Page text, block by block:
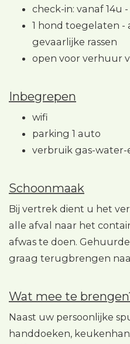
check-in: vanaf 14u
1 hond toegelaten -
gevaarlijke rassen
open voor verhuur
Inbegrepen
wifi
parking 1 auto
verbruik gas-
Schoonmaak
Bij vertrek dient u het
alle afval naar het
afwas te doen.
graag terugbrengen
Wat mee te
Naast uw persoonlijke
handdoeken,